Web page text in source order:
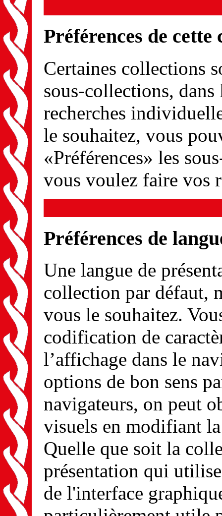
Préférences de cette
Certaines collections
sous-collections,
recherches
le souhaitez, vous
«Préférences» les
vous voulez faire vos
Préférences de
Une langue de
collection par défaut,
vous le souhaitez.
codification de
l’affichage dans le
options de bon sens
navigateurs, on peut
visuels en modifiant
Quelle que soit la
présentation qui
de l'interface